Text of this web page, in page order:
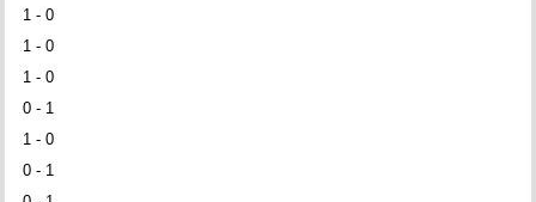
1 - 0
1 - 0
1 - 0
0 - 1
1 - 0
0 - 1